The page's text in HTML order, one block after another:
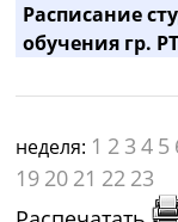
Расписание
обучения гр.
неделя: 1 2 3 4 5
19 20 21 22 23